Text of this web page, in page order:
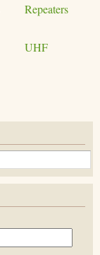
Repeaters
UHF